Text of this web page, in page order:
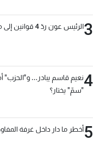
3الرئيس عون ردّ 4 قوانين إلى مجلس النواب
4نعيم قاسم يبادر... و"الحزب"
"سمّ" يختار؟
5أخطر ما دار داخل غرفة